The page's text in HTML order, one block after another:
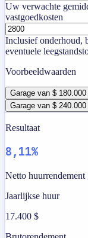
Uw verwachte
vastgoedkosten
Inclusief onderhoud,
eventuele
Voorbeeldwaarden
Garage van $
Garage van $
Resultaat
8,11%
Netto huurrendement
Jaarlijkse huur
17.400 $